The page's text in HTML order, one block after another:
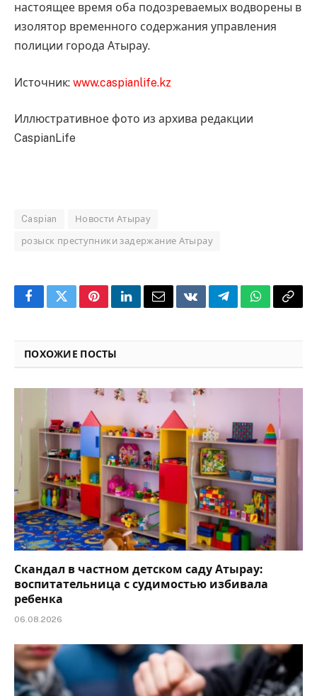
настоящее время оба подозреваемых водворены в
изолятор временного содержания управления
полиции города Атырау.
Источник: www.caspianlife.kz
Иллюстративное фото из архива редакции
CaspianLife
Caspian Новости Атырау
розыск преступники задержание Атырау
FacebookTwitterPinterestLinkedInEmailVKontakteTelegramWhatsApp
Copy
ПОХОЖИЕ ПОСТЫ
Скандал в частном детском саду Атырау:
воспитательница с судимостью избивала
ребенка
06.08.2026